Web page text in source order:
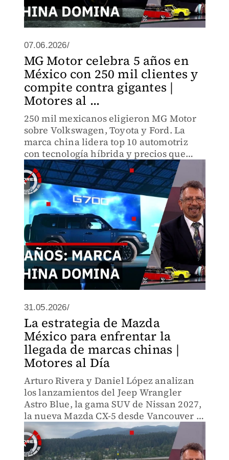
07.06.2026/
MG Motor celebra 5 años en
México con 250 mil clientes y
compite contra gigantes |
Motores al ...
250 mil mexicanos eligieron MG Motor
sobre Volkswagen, Toyota y Ford. La
marca china lidera top 10 automotriz
con tecnología híbrida y precios que
gigantes europeos no pueden igualar. Lo
que está pasando desafía el mercado
automotriz.
31.05.2026/
La estrategia de Mazda
México para enfrentar la
llegada de marcas chinas |
Motores al Día
Arturo Rivera y Daniel López analizan
los lanzamientos del Jeep Wrangler
Astro Blue, la gama SUV de Nissan 2027,
la nueva Mazda CX-5 desde Vancouver y
el poder eléctrico del Porsche Taycan.